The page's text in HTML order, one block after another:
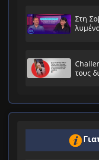
Στη
τους